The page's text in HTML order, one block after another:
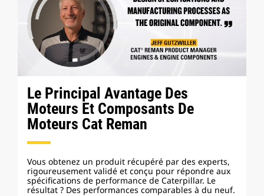
Le Principal Avantage Des
Moteurs Et Composants De
Moteurs Cat Reman
Vous obtenez un produit récupéré par des experts,
rigoureusement validé et conçu pour répondre aux
spécifications de performance de Caterpillar. Le
résultat ? Des performances comparables à du neuf.